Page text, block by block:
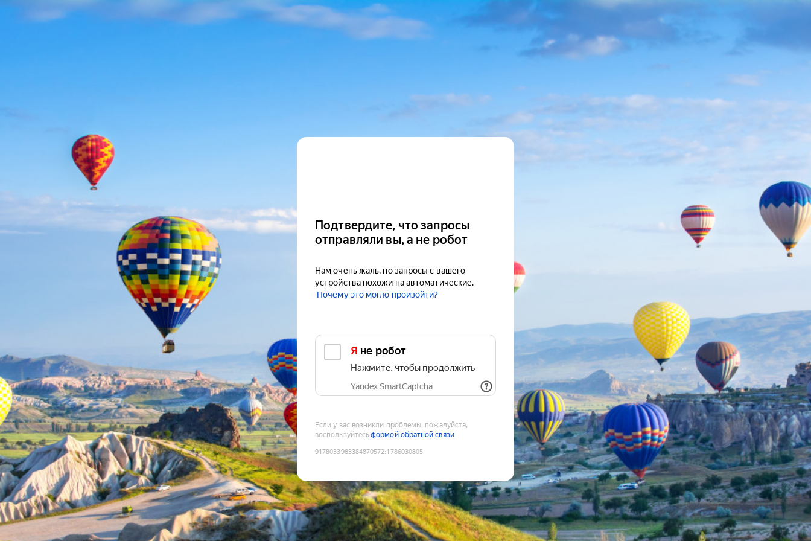
Подтвердите, что запросы
отправляли вы, а не робот
Нам очень жаль, но запросы с вашего
устройства похожи на автоматические.
Почему это могло произойти?
Я не робот
Нажмите, чтобы продолжить
Yandex SmartCaptcha
Если у вас возникли проблемы, пожалуйста,
воспользуйтесьформой обратной связи
9178033983384870572:1786030805